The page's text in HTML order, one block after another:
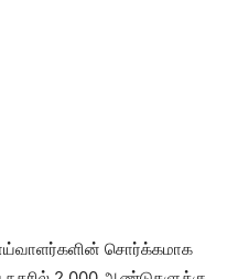
சொர்க்கமாக